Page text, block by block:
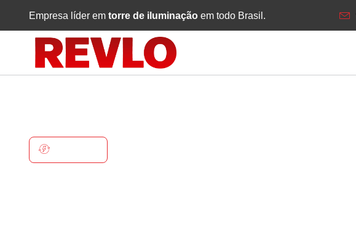
Empresa líder em torre de iluminação em todo Brasil.